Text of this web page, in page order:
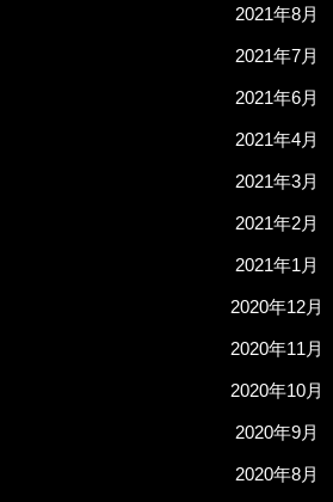
2021年8月
2021年7月
2021年6月
2021年4月
2021年3月
2021年2月
2021年1月
2020年12月
2020年11月
2020年10月
2020年9月
2020年8月